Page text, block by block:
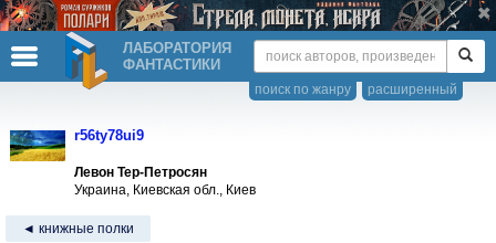
ЛАБОРАТОРИЯ
ФАНТАСТИКИ
расширенный
поиск по жанру
r56ty78ui9
Левон Тер-Петросян
Украина, Киевская обл., Киев
◄ книжные полки